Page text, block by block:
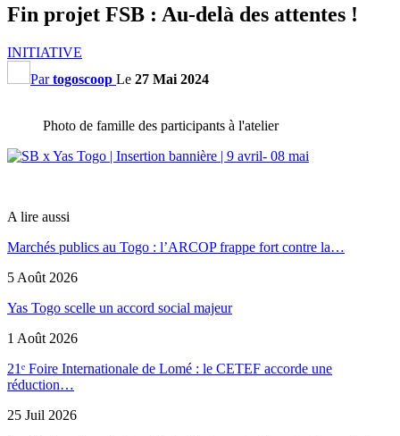
Fin projet FSB : Au-delà des attentes !
INITIATIVE
Partogoscoop Le 27 Mai 2024
Photo de famille des participants à l'atelier
A lire aussi
Marchés publics au Togo : l’ARCOP frappe fort contre la…
5 Août 2026
Yas Togo scelle un accord social majeur
1 Août 2026
21ᵉ Foire Internationale de Lomé : le CETEF accorde une
réduction…
25 Juil 2026